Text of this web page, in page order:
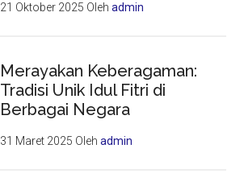
21 Oktober 2025 Olehadmin
Merayakan Keberagaman:
Tradisi Unik Idul Fitri di
Berbagai Negara
31 Maret 2025 Olehadmin